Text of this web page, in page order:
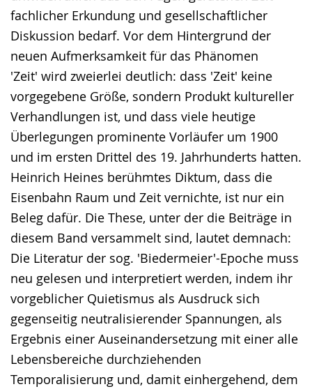
fachlicher Erkundung und gesellschaftlicher
Diskussion bedarf. Vor dem Hintergrund der
neuen Aufmerksamkeit für das Phänomen
'Zeit' wird zweierlei deutlich: dass 'Zeit' keine
vorgegebene Größe, sondern Produkt kultureller
Verhandlungen ist, und dass viele heutige
Überlegungen prominente Vorläufer um 1900
und im ersten Drittel des 19. Jahrhunderts hatten.
Heinrich Heines berühmtes Diktum, dass die
Eisenbahn Raum und Zeit vernichte, ist nur ein
Beleg dafür. Die These, unter der die Beiträge in
diesem Band versammelt sind, lautet demnach:
Die Literatur der sog. 'Biedermeier'-Epoche muss
neu gelesen und interpretiert werden, indem ihr
vorgeblicher Quietismus als Ausdruck sich
gegenseitig neutralisierender Spannungen, als
Ergebnis einer Auseinandersetzung mit einer alle
Lebensbereiche durchziehenden
Temporalisierung und, damit einhergehend, dem